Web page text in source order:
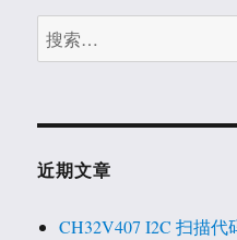
搜
索：
近期文章
CH32V407 I2C 扫描代